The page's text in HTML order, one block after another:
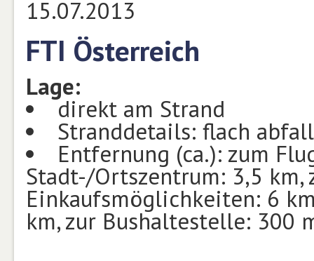
15.07.2013
FTI Österreich
Lage:
direkt am Strand
Stranddetails: flach
Entfernung (ca.): zum
Stadt-/Ortszentrum: 3,5 km,
Einkaufsmöglichkeiten: 6
km, zur Bushaltestelle: 300